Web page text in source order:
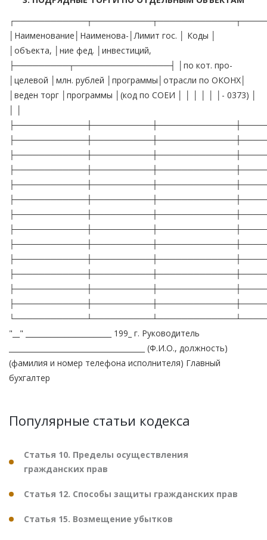
│Наименование│Наименова-│Лимит гос. │ Коды │
│объекта, │ние фед. │инвестиций,
├─────────┬────────────────┤ │по кот. про-
│целевой │млн. рублей │программы│отрасли по ОКОНХ│
│веден торг │программы │(код по СОЕИ │ │ │ │ │ │- 0373) │
"__" ________________________ 199_ г. Руководитель
______________________________________ (Ф.И.О., должность)
(фамилия и номер телефона исполнителя) Главный
бухгалтер
Популярные статьи кодекса
Статья 10. Пределы осуществления
гражданских прав
Статья 12. Способы защиты гражданских прав
Статья 15. Возмещение убытков